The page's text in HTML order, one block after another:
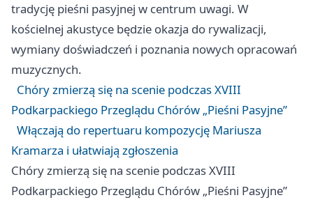
tradycję pieśni pasyjnej w centrum uwagi. W
kościelnej akustyce będzie okazja do rywalizacji,
wymiany doświadczeń i poznania nowych opracowań
muzycznych.
Chóry zmierzą się na scenie podczas XVIII
Podkarpackiego Przeglądu Chórów „Pieśni Pasyjne”
Włączają do repertuaru kompozycję Mariusza
Kramarza i ułatwiają zgłoszenia
Chóry zmierzą się na scenie podczas XVIII
Podkarpackiego Przeglądu Chórów „Pieśni Pasyjne”